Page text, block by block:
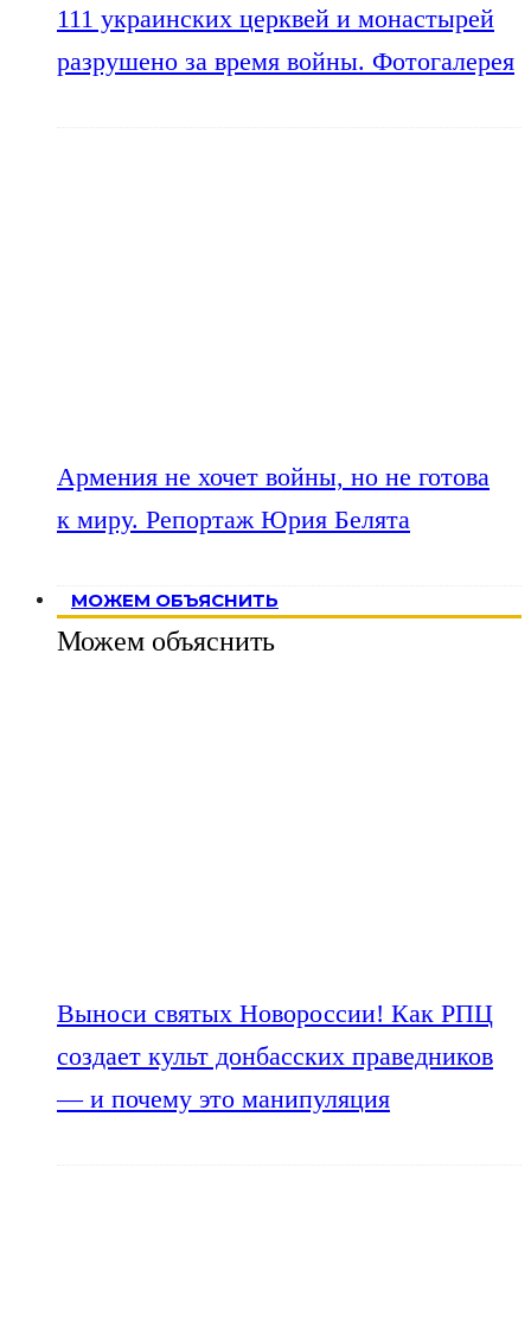
111 украинских церквей и монастырей
разрушено за время войны. Фотогалерея
Армения не хочет войны, но не готова
к миру. Репортаж Юрия Белята
МОЖЕМ ОБЪЯСНИТЬ
Можем объяснить
Выноси святых Новороссии! Как РПЦ
создает культ донбасских праведников
— и почему это манипуляция